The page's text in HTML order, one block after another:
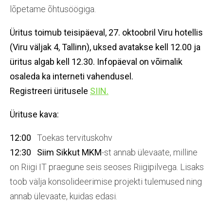
lõpetame õhtusöögiga.
Üritus toimub teisipäeval, 27. oktoobril Viru hotellis
(Viru väljak 4, Tallinn), uksed avatakse kell 12.00 ja
üritus algab kell 12.30. Infopäeval on võimalik
osaleda ka interneti vahendusel.
Registreeri üritusele SIIN.
Ürituse kava:
12:00 Toekas tervituskohv
12:30
Siim Sikkut MKM-st annab ülevaate, milline
on Riigi IT praegune seis seoses Riigipilvega. Lisaks
toob välja konsolideerimise projekti tulemused ning
annab ülevaate, kuidas edasi.